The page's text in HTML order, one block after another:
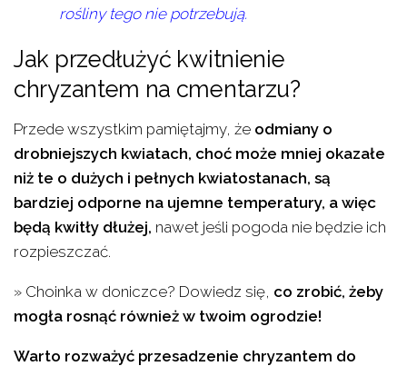
rośliny tego nie potrzebują.
Jak przedłużyć kwitnienie
chryzantem na cmentarzu?
Przede wszystkim pamiętajmy, że odmiany o
drobniejszych kwiatach, choć może mniej okazałe
niż te o dużych i pełnych kwiatostanach, są
bardziej odporne na ujemne temperatury, a więc
będą kwitły dłużej, nawet jeśli pogoda nie będzie ich
rozpieszczać.
» Choinka w doniczce? Dowiedz się, co zrobić, żeby
mogła rosnąć również w twoim ogrodzie!
Warto rozważyć przesadzenie chryzantem do